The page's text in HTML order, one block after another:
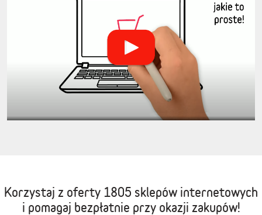
Korzystaj z oferty 1805 sklepów internetowych
i pomagaj bezpłatnie przy okazji zakupów!